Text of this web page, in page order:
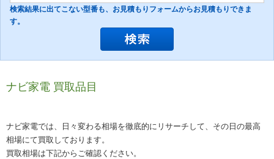
検索結果に出てこない型番も、お見積もりフォームからお見積もりできま
す。
ナビ家電 買取品目
ナビ家電では、日々変わる相場を徹底的にリサーチして、その日の最高
相場にて買取しております。
買取相場は下記からご確認ください。